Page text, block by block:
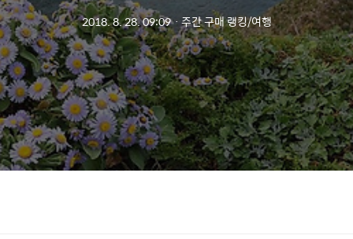
2018. 8. 28. 09:09ㆍ 주간 구매 랭킹/여행